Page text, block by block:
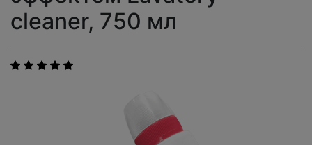
cleaner, 750 мл